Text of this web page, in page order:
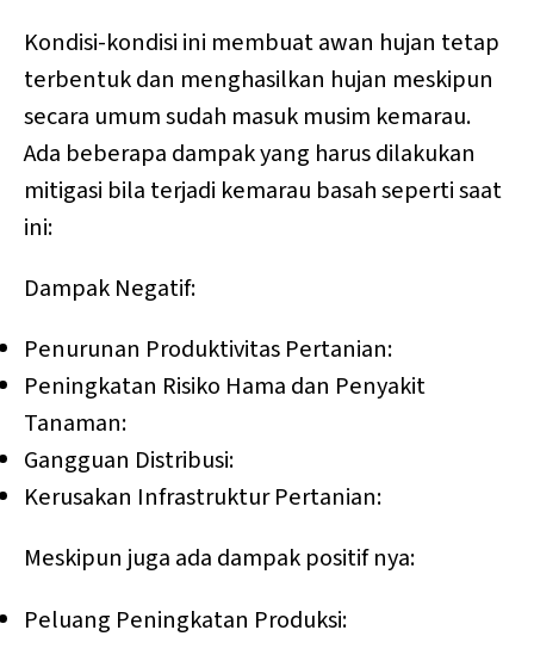
Kondisi-kondisi ini membuat awan hujan tetap
terbentuk dan menghasilkan hujan meskipun
secara umum sudah masuk musim kemarau.
Ada beberapa dampak yang harus dilakukan
mitigasi bila terjadi kemarau basah seperti saat
ini:
Dampak Negatif:
Penurunan Produktivitas Pertanian:
Peningkatan Risiko Hama dan Penyakit
Tanaman:
Gangguan Distribusi:
Kerusakan Infrastruktur Pertanian:
Meskipun juga ada dampak positif nya:
Peluang Peningkatan Produksi: